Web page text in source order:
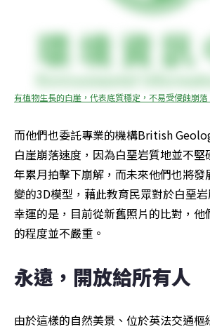
有植物生長的白崖，代表底質穩定，不易受侵蝕崩落
而他們也委託專業的機構British
白崖崩落速度，因為白堊岩質地並不堅
年累月拍擊下崩解，而未來他們也將發
變的3D模型，藉此教育民眾對於白堊
幸運的是，目前從新舊照片的比對，他
的程度並不嚴重。
永遠，開放給所有人
由於這樣的自然美景、位於英法交通樞